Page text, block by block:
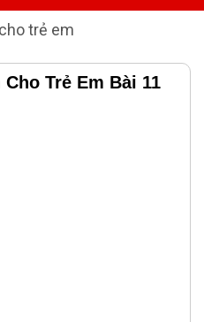
trẻ em
Trẻ Em Bài 11